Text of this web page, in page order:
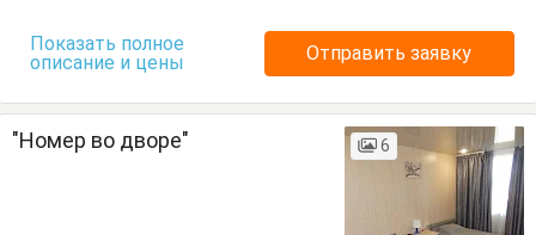
Показать полное
описание и цены
Отправить заявку
"Номер во дворе" 6